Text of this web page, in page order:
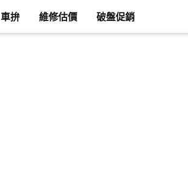
車拚 維修估價 破盤促銷